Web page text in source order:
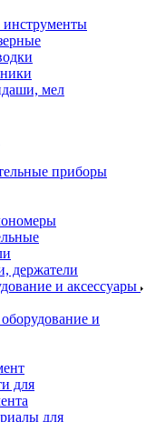
мел
приборы
держатели
и аксессуары
и
для
для